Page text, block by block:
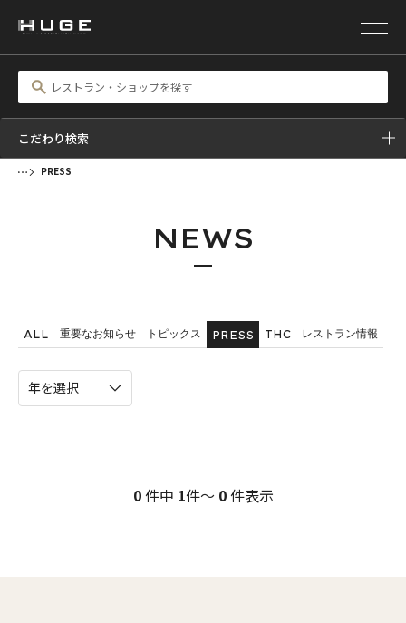
こだわり検索
PRESS
NEWS
ALL 重要なお知らせ トピックス PRESS THC レストラン情報
0件中 1件～ 0件表示